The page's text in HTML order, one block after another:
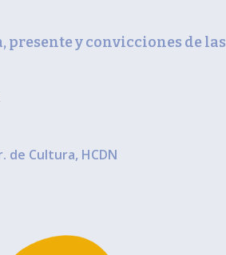
presente y convicciones de las
de Cultura, HCDN